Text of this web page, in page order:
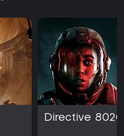
auf Basis des
und aktiven
hier eine passende
Xbox Series X|S erleichtert
Genres.
Directive 8020